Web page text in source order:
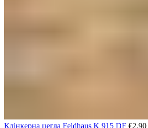
Клінкерна цегла Feldhaus K 915 DF €2.90